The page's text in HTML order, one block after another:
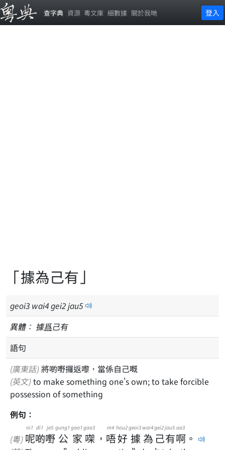
查字典 資源 粵文庫 細數據 關於我哋 登入
「據為己有」
geoi3 wai4gei2jau5
異體： 據爲己有
語句
(廣東話) 將啲嘢攞返嚟，當係自己嘅
(英文)
possession of something
例句：
(粵) 呢
ni1
啲
di1
嘢
je5
公
gung1
家
gaa1
㗎
gaa3
， 唔
m4
好
hou2
據
geoi3
為
wai4
己
gei2
有
jau5
啊
aa3
。